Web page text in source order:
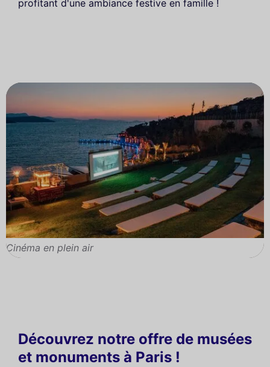
profitant d'une ambiance festive en famille !
Cinéma en plein air
Découvrez notre offre de musées
et monuments à Paris !